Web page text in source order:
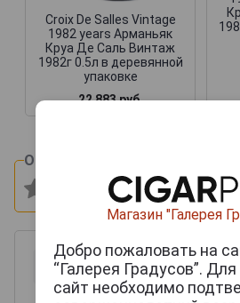
Croix De Salles Vintage
1982 years Арманьяк
Круа Де Саль Винтаж
1982г 0.5л в деревянной
упаковке
22 883 руб.
Оцените и напишите отзыв:
Магазин "Галерея
Добро пожаловать на
“Галерея Градусов”.
сайт необходимо